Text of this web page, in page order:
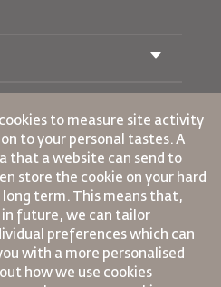
de transport
Royal Wings
Enceinte
Fréquentes
Spéciaux
Processus de Rétroaction
ferroviaire
de Voitures
Illimité
Étudiante
en Transit
avec Nous
Notre Famille
Confidentialité
Contraignantes
to measure site activity
to your personal tastes. A
that a website can send to
store the cookie on your hard
term. This means that,
future, we can tailor
preferences which can
with a more personalised
how we use cookies